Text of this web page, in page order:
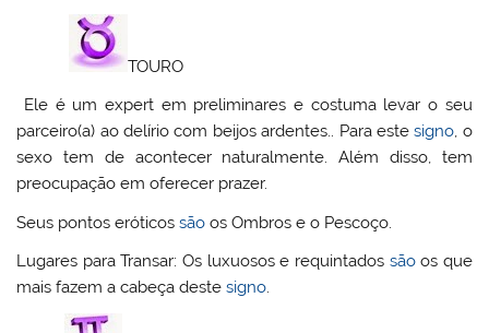
TOURO
Ele é um expert em preliminares e costuma levar o seu
parceiro(a) ao delírio com beijos ardentes.. Para estesigno, o
sexo tem de acontecer naturalmente. Além disso, tem
preocupação em oferecer prazer.
Seus pontos eróticossão os Ombros e o Pescoço.
Lugares para Transar: Os luxuosos e requintados sãoos que
mais fazem a cabeça destesigno.